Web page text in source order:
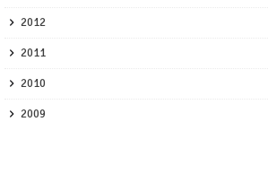
2012
2011
2010
2009